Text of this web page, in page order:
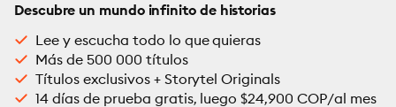
Descubre un mundo infinito de historias
Lee y escucha todo lo que quieras
Más de 500 000 títulos
Títulos exclusivos + Storytel Originals
14 días de prueba gratis, luego $24,900 COP/al mes